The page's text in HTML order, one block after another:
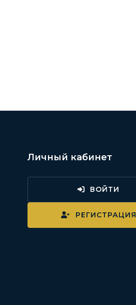
Личный кабинет
ВОЙТИ
РЕГИСТРАЦИЯ